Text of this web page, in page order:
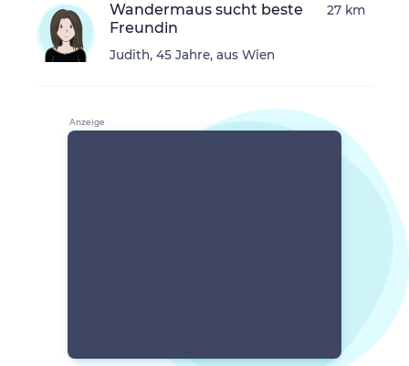
Wandermaus sucht beste
Freundin
Judith, 45 Jahre, aus Wien
27 km